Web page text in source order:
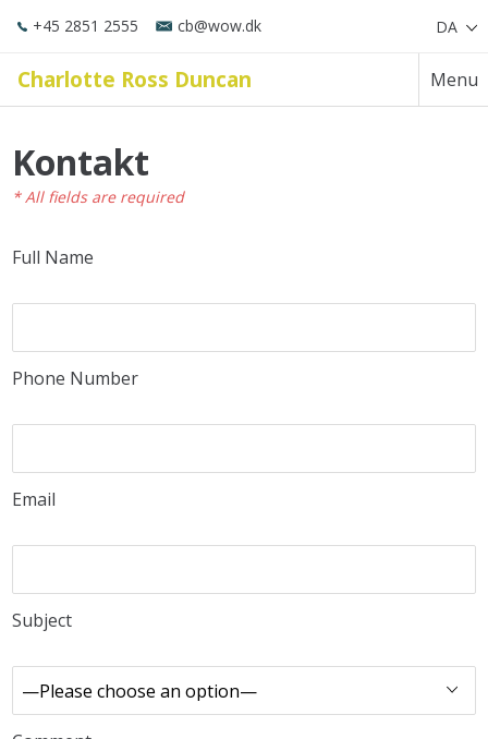
+45 2851 2555 cb@wow.dk DA
Charlotte Ross Duncan Menu
Kontakt
* All fields are required
Full Name
Phone Number
Email
Subject